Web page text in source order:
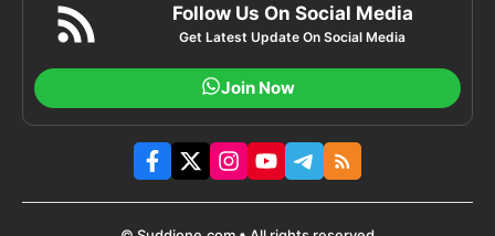
Follow Us On Social Media
Get Latest Update On Social Media
Join Now